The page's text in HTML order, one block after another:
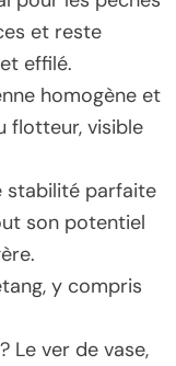
et reste
effilé.
homogène et
flotteur, visible
stabilité parfaite
son potentiel
y compris
Le ver de vase,